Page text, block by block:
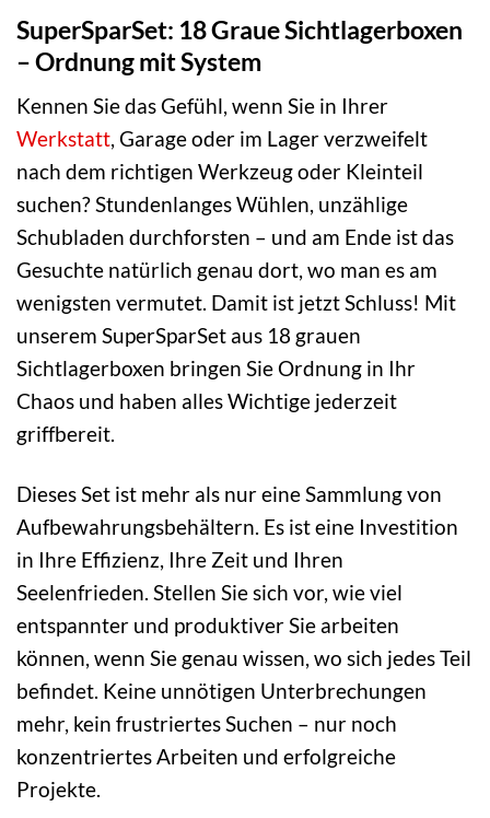
SuperSparSet: 18 Graue Sichtlagerboxen
– Ordnung mit System
Kennen Sie das Gefühl, wenn Sie in Ihrer
Werkstatt, Garage oder im Lager verzweifelt
nach dem richtigen Werkzeug oder Kleinteil
suchen? Stundenlanges Wühlen, unzählige
Schubladen durchforsten – und am Ende ist das
Gesuchte natürlich genau dort, wo man es am
wenigsten vermutet. Damit ist jetzt Schluss! Mit
unserem SuperSparSet aus 18 grauen
Sichtlagerboxen bringen Sie Ordnung in Ihr
Chaos und haben alles Wichtige jederzeit
griffbereit.
Dieses Set ist mehr als nur eine Sammlung von
Aufbewahrungsbehältern. Es ist eine Investition
in Ihre Effizienz, Ihre Zeit und Ihren
Seelenfrieden. Stellen Sie sich vor, wie viel
entspannter und produktiver Sie arbeiten
können, wenn Sie genau wissen, wo sich jedes Teil
befindet. Keine unnötigen Unterbrechungen
mehr, kein frustriertes Suchen – nur noch
konzentriertes Arbeiten und erfolgreiche
Projekte.